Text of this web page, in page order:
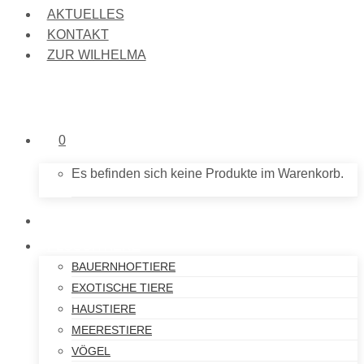
AKTUELLES
KONTAKT
ZUR WILHELMA
0
Es befinden sich keine Produkte im Warenkorb.
BAUERNHOFTIERE
EXOTISCHE TIERE
HAUSTIERE
MEERESTIERE
VÖGEL